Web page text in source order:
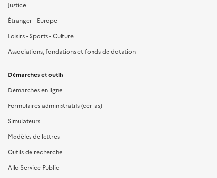
Justice
Étranger - Europe
Loisirs - Sports - Culture
Associations, fondations et fonds de dotation
Démarches et outils
Démarches en ligne
Formulaires administratifs (cerfas)
Simulateurs
Modèles de lettres
Outils de recherche
Allo Service Public